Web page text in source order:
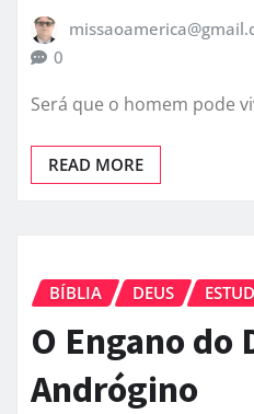
0
Será que o homem pode
READ MORE
BÍBLIA DEUS
O Engano do
Andrógino